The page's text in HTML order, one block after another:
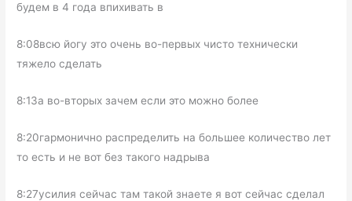
будем в 4 года впихивать в
8:08всю йогу это очень во-первых чисто технически
тяжело сделать
8:13а во-вторых зачем если это можно более
8:20гармонично распределить на большее количество лет
то есть и не вот без такого надрыва
8:27усилия сейчас там такой знаете я вот сейчас сделал